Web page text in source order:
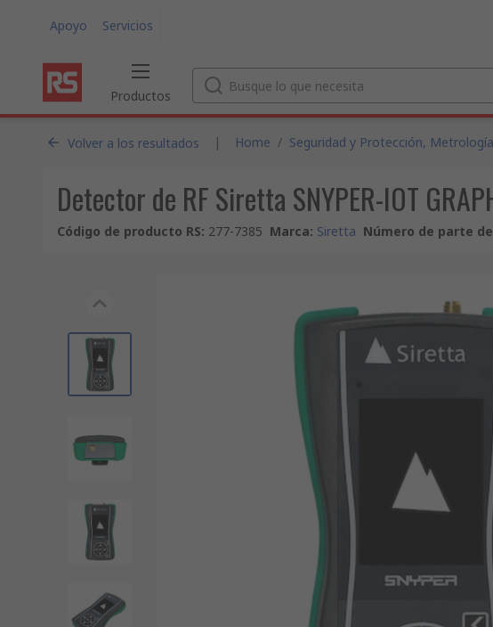
Apoyo Servicios
Productos
Volver a los resultados | Home / Seguridad y Protección,
Detector de RF Siretta SNYPER-IOT
Código de producto RS: 277-7385 Marca: Siretta Número de parte